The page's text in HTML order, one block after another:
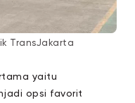
TransJakarta
yaitu
opsi favorit